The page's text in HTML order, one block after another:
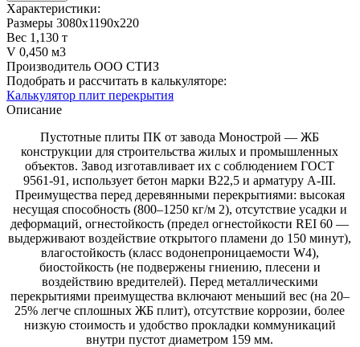
Характеристики:
Размеры 3080х1190х220
Вес 1,130 т
V 0,450 м3
Производитель ООО СТИЗ
Подобрать и рассчитать в калькуляторе:
Калькулятор плит перекрытия
Описание
Пустотные плиты ПК от завода Монострой — ЖБ
конструкции для строительства жилых и промышленных
объектов. Завод изготавливает их с соблюдением ГОСТ
9561‑91, использует бетон марки В22,5 и арматуру А‑III.
Преимущества перед деревянными перекрытиями: высокая
несущая способность (800–1250 кг/м 2), отсутствие усадки и
деформаций, огнестойкость (предел огнестойкости REI 60 —
выдерживают воздействие открытого пламени до 150 минут),
влагостойкость (класс водонепроницаемости W4),
биостойкость (не подвержены гниению, плесени и
воздействию вредителей). Перед металлическими
перекрытиями преимущества включают меньший вес (на 20–
25% легче сплошных ЖБ плит), отсутствие коррозии, более
низкую стоимость и удобство прокладки коммуникаций
внутри пустот диаметром 159 мм.